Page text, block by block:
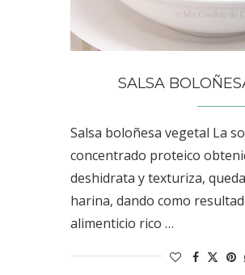
SALSA
Salsa boloñesa vegetal La
concentrado proteico
deshidrata y texturiza,
harina, dando como
alimenticio rico …